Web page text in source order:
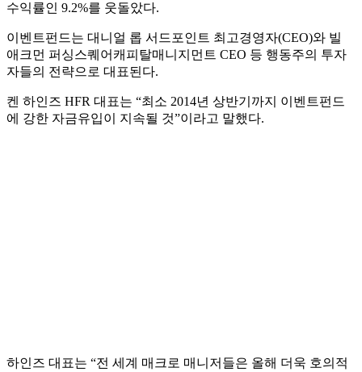
수익률인 9.2%를 웃돌았다.
이벤트펀드는 대니얼 롭 서드포인트 최고경영자(CEO)와 빌
애크먼 퍼싱스퀘어캐피탈매니지먼트 CEO 등 행동주의 투자
자들의 전략으로 대표된다.
켄 하인즈 HFR 대표는 “최소 2014년 상반기까지 이벤트펀드
에 강한 자금유입이 지속될 것”이라고 말했다.
하인즈 대표는 “전 세계 매크로 매니저들은 올해 더욱 호의적